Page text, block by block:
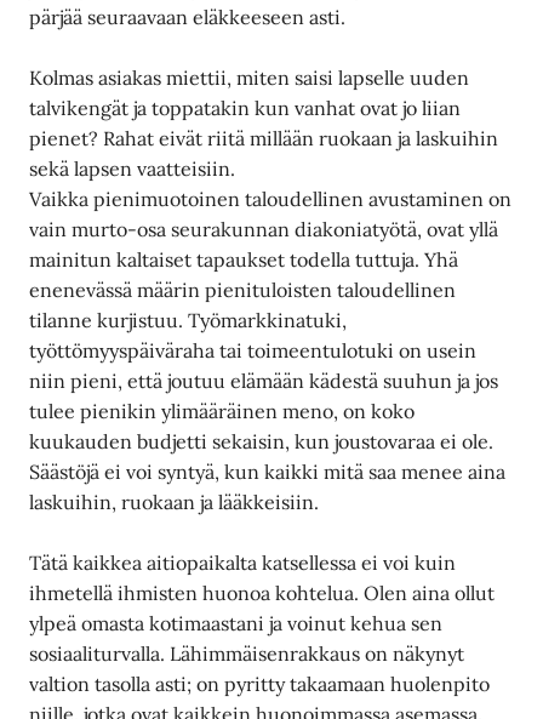
pärjää seuraavaan eläkkeeseen asti.
Kolmas asiakas miettii, miten saisi lapselle uuden
talvikengät ja toppatakin kun vanhat ovat jo liian
pienet? Rahat eivät riitä millään ruokaan ja laskuihin
sekä lapsen vaatteisiin.
Vaikka pienimuotoinen taloudellinen avustaminen on
vain murto-osa seurakunnan diakoniatyötä, ovat yllä
mainitun kaltaiset tapaukset todella tuttuja. Yhä
enenevässä määrin pienituloisten taloudellinen
tilanne kurjistuu. Työmarkkinatuki,
työttömyyspäiväraha tai toimeentulotuki on usein
niin pieni, että joutuu elämään kädestä suuhun ja jos
tulee pienikin ylimääräinen meno, on koko
kuukauden budjetti sekaisin, kun joustovaraa ei ole.
Säästöjä ei voi syntyä, kun kaikki mitä saa menee aina
laskuihin, ruokaan ja lääkkeisiin.
Tätä kaikkea aitiopaikalta katsellessa ei voi kuin
ihmetellä ihmisten huonoa kohtelua. Olen aina ollut
ylpeä omasta kotimaastani ja voinut kehua sen
sosiaaliturvalla. Lähimmäisenrakkaus on näkynyt
valtion tasolla asti; on pyritty takaamaan huolenpito
niille, jotka ovat kaikkein huonoimmassa asemassa.